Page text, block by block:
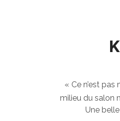
« Ce n’est
milieu du salon
Une